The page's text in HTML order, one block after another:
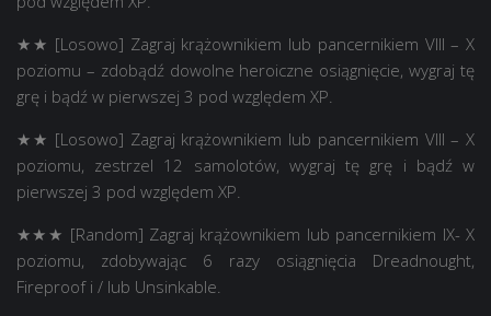
★★ [Losowo] Zagraj krążownikiem lub pancernikiem VIII – X
poziomu – zdobądź dowolne heroiczne osiągnięcie, wygraj tę
grę i bądź w pierwszej 3 pod względem XP.
★★ [Losowo] Zagraj krążownikiem lub pancernikiem VIII – X
poziomu, zestrzel 12 samolotów, wygraj tę grę i bądź w
pierwszej 3 pod względem XP.
★★★ [Random] Zagraj krążownikiem lub pancernikiem IX- X
poziomu, zdobywając 6 razy osiągnięcia Dreadnought,
Fireproof i / lub Unsinkable.